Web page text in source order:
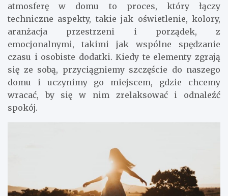
atmosferę w domu to proces, który łączy
techniczne aspekty, takie jak oświetlenie, kolory,
aranżacja przestrzeni i porządek, z
emocjonalnymi, takimi jak wspólne spędzanie
czasu i osobiste dodatki. Kiedy te elementy zgrają
się ze sobą, przyciągniemy szczęście do naszego
domu i uczynimy go miejscem, gdzie chcemy
wracać, by się w nim zrelaksować i odnaleźć
spokój.